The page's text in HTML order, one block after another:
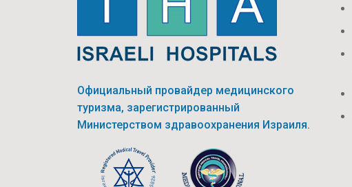
Официальный провайдер медицинского
туризма, зарегистрированный
Министерством здравоохранения Израиля.